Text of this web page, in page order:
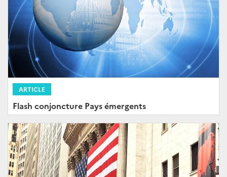
ARTICLE
Flash conjoncture Pays émergents